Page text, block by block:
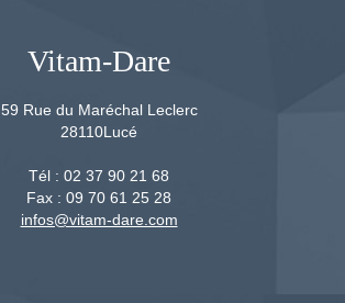
Vitam-Dare
59 Rue du Maréchal Leclerc
28110Lucé
Tél : 02 37 90 21 68
Fax : 09 70 61 25 28
infos@vitam-dare.com